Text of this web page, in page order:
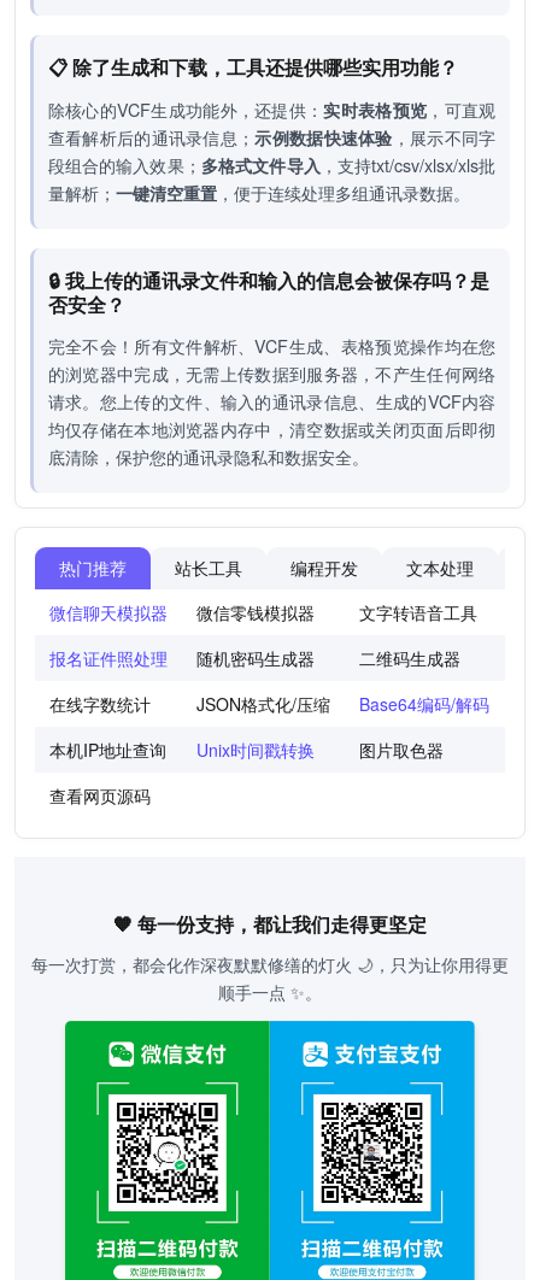
📋 除了生成和下载，工具还提供哪些实用功能？
除核心的VCF生成功能外，还提供：实时表格预览 ，可直观
查看解析后的通讯录信息；示例数据快速体验 ，展示不同字
段组合的输入效果； 多格式文件导入 ，支持txt/csv/xlsx/xls批
量解析； 一键清空重置，便于连续处理多组通讯录数据。
🔒 我上传的通讯录文件和输入的信息会被保存吗？是
否安全？
完全不会！所有文件解析、VCF生成、表格预览操作均在您
的浏览器中完成，无需上传数据到服务器，不产生任何网络
请求。您上传的文件、输入的通讯录信息、生成的VCF内容
均仅存储在本地浏览器内存中，清空数据或关闭页面后即彻
底清除，保护您的通讯录隐私和数据安全。
热门推荐 站长工具 编程开发 文本处理
微信聊天模拟器
微信零钱模拟器 文字转语音工具
报名证件照处理
随机密码生成器 二维码生成器
在线字数统计
JSON格式化/压缩 Base64编码/解码
本机IP地址查询
Unix时间戳转换 图片取色器
查看网页源码
🧡 每一份支持，都让我们走得更坚定
每一次打赏，都会化作深夜默默修缮的灯火 🌙，只为让你用得更
顺手一点 ✨。